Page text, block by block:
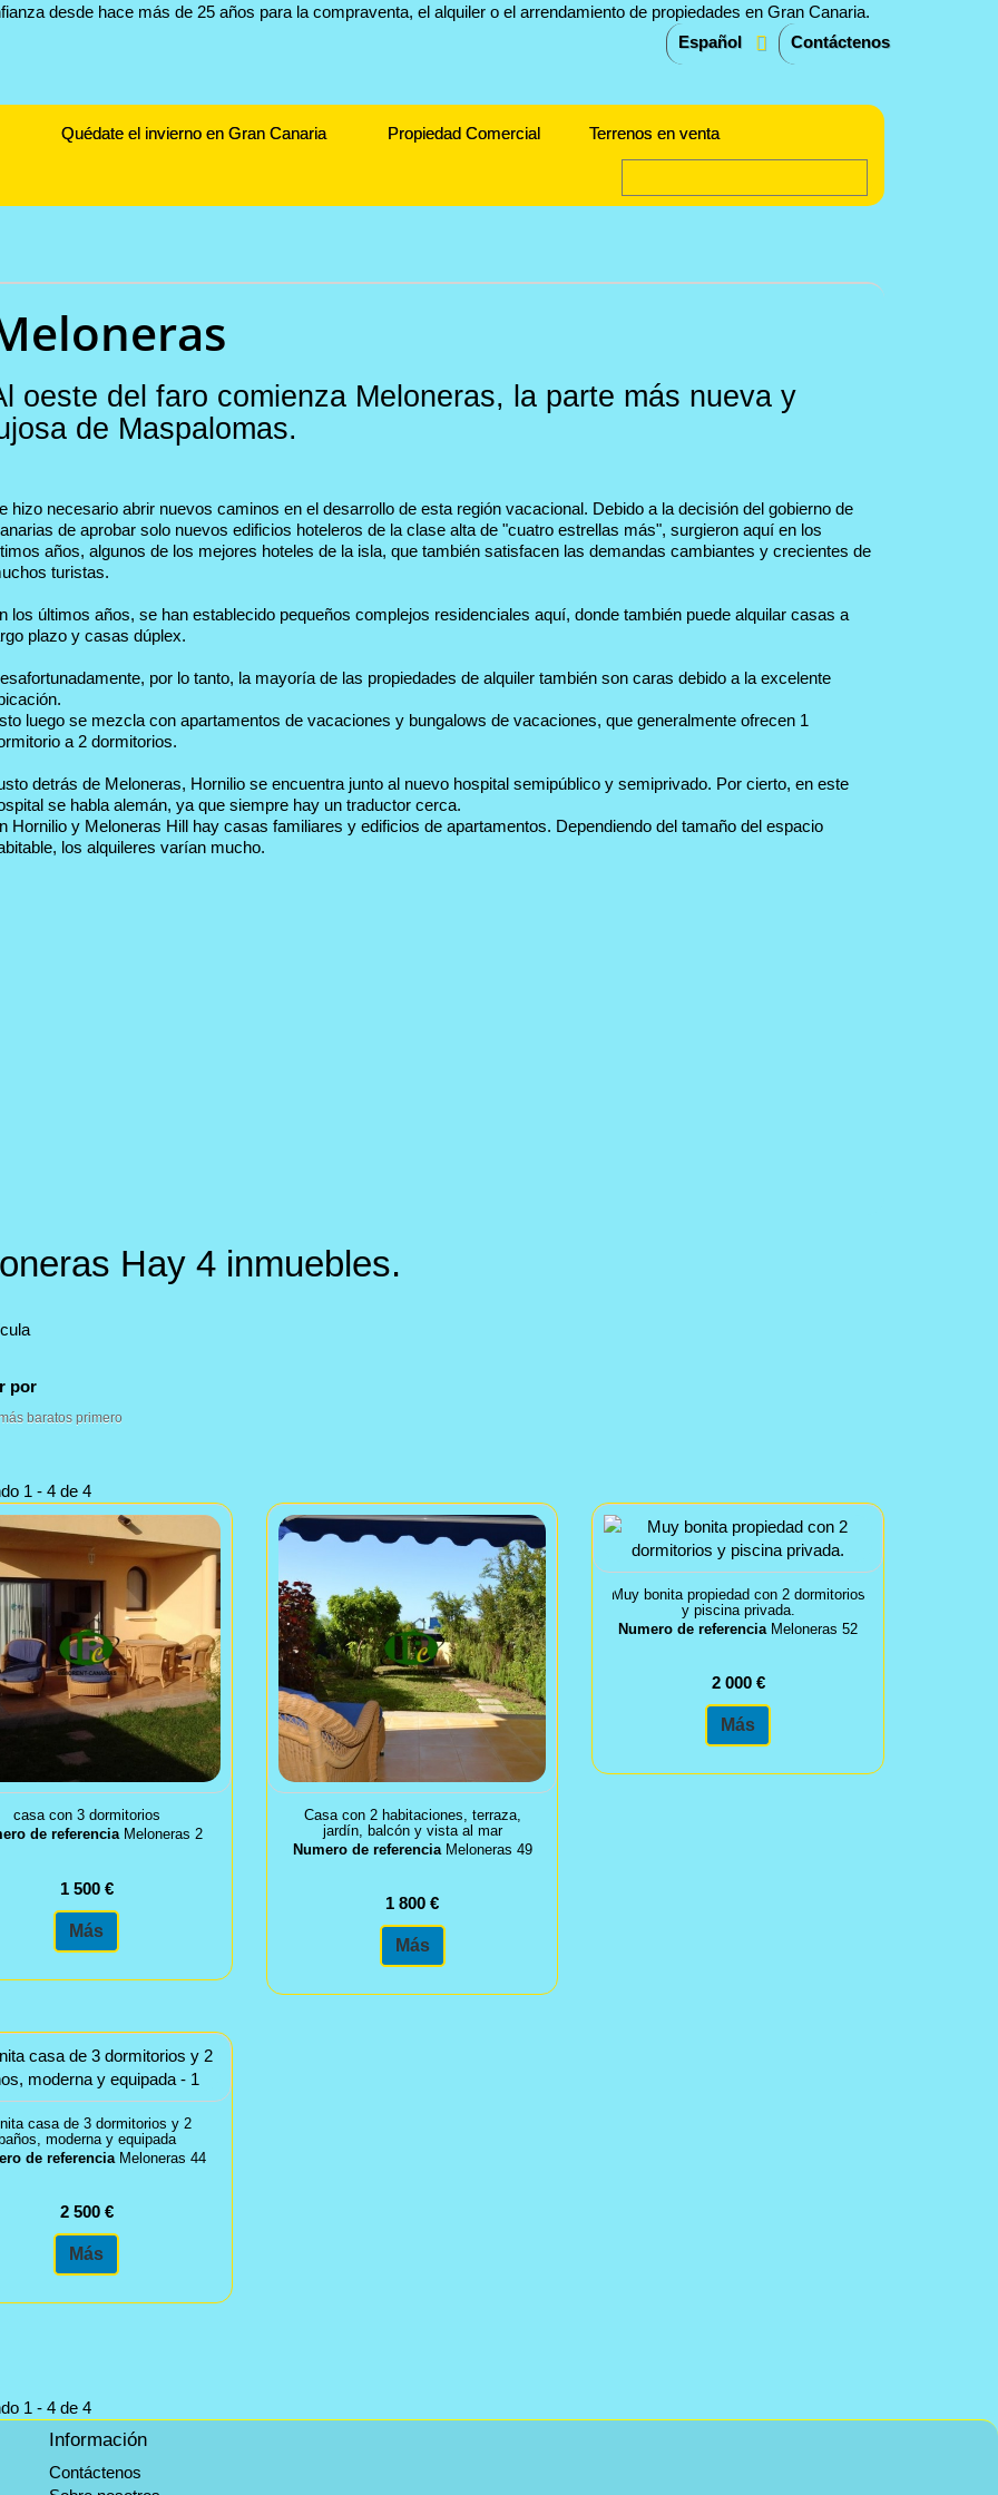
Contáctenos
Español
Quédate el invierno en Gran Canaria Propiedad Comercial Terrenos en venta
oeste del faro comienza Meloneras, la parte más nueva y
de Maspalomas.
hizo necesario abrir nuevos caminos en el desarrollo de esta región vacacional. Debido a la decisión del gobierno de
de aprobar solo nuevos edificios hoteleros de la clase alta de "cuatro estrellas más", surgieron aquí en los
años, algunos de los mejores hoteles de la isla, que también satisfacen las demandas cambiantes y crecientes de
turistas.
los últimos años, se han establecido pequeños complejos residenciales aquí, donde también puede alquilar casas a
plazo y casas dúplex.
por lo tanto, la mayoría de las propiedades de alquiler también son caras debido a la excelente
luego se mezcla con apartamentos de vacaciones y bungalows de vacaciones, que generalmente ofrecen 1
a 2 dormitorios.
detrás de Meloneras, Hornilio se encuentra junto al nuevo hospital semipúblico y semiprivado. Por cierto, en este
se habla alemán, ya que siempre hay un traductor cerca.
Hornilio y Meloneras Hill hay casas familiares y edificios de apartamentos. Dependiendo del tamaño del espacio
los alquileres varían mucho.
Hay 4 inmuebles.
por
baratos primero
1 - 4 de 4
casa con 3 dormitorios
de referencia Meloneras 2
1 500 €
Más
Casa con 2 habitaciones, terraza,
jardín, balcón y vista al mar
Numero de referencia Meloneras 49
1 800 €
Más
Muy bonita propiedad con 2 dormitorios
y piscina privada.
Numero de referencia Meloneras 52
2 000 €
Más
casa de 3 dormitorios y 2
moderna y equipada
de referencia Meloneras 44
2 500 €
Más
1 - 4 de 4
Información
Contáctenos